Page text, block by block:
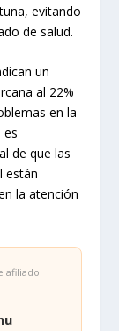
evitando
de salud.
un
al 22%
en la
es
de que las
están
la atención
afiliado